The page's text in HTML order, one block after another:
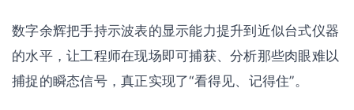
数字余辉把手持示波表的显示能力提升到近似台式仪器
的水平，让工程师在现场即可捕获、分析那些肉眼难以
捕捉的瞬态信号，真正实现了“看得见、记得住”。